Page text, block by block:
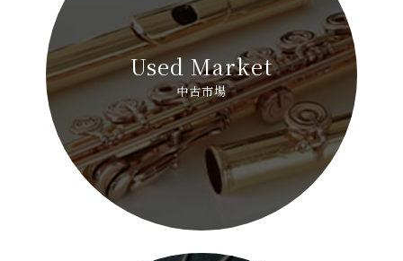
Used Market
中古市場